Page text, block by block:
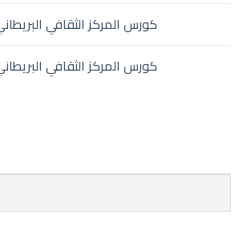
كورس المركز الثقافي
كورس المركز الثقافي